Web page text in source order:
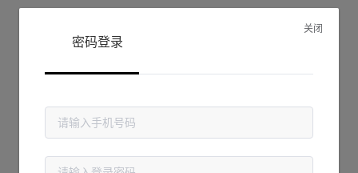
抱歉!
关闭
密码登录